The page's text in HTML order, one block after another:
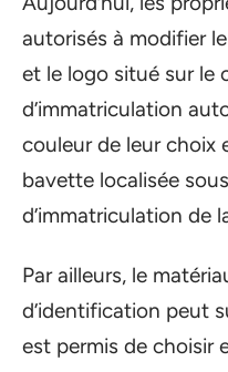
autorisés à modifier
et le logo situé sur le
d’immatriculation
couleur de leur choix
bavette localisée
d’immatriculation de
Par ailleurs, le
d’identification peut
est permis de choisir